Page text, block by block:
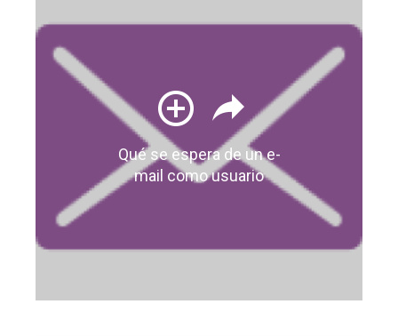
Qué se espera de un e-
mail como usuario